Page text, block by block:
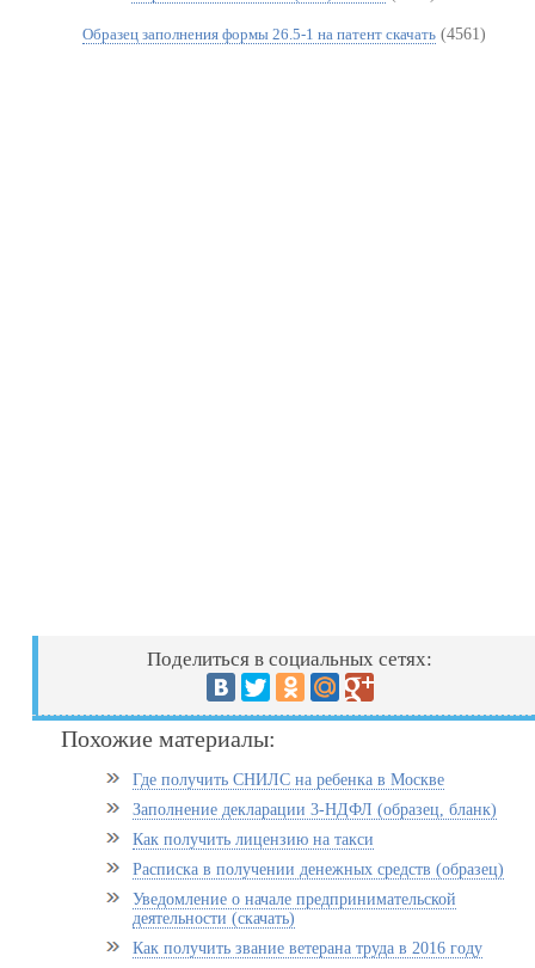
Образец заполнения формы 26.5-1 на патент скачать(4561)
Поделиться в социальных сетях:
Похожие материалы:
Где получить СНИЛС на ребенка в Москве
Заполнение декларации 3-НДФЛ (образец, бланк)
Как получить лицензию на такси
Расписка в получении денежных средств (образец)
Уведомление о начале предпринимательской
деятельности (скачать)
Как получить звание ветерана труда в 2016 году